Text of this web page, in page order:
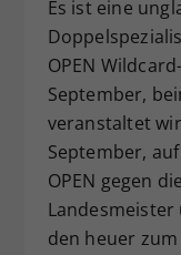
Es ist eine
OPEN
September,
veranstaltet
September,
OPEN gegen
den heuer
Zweck
hat.